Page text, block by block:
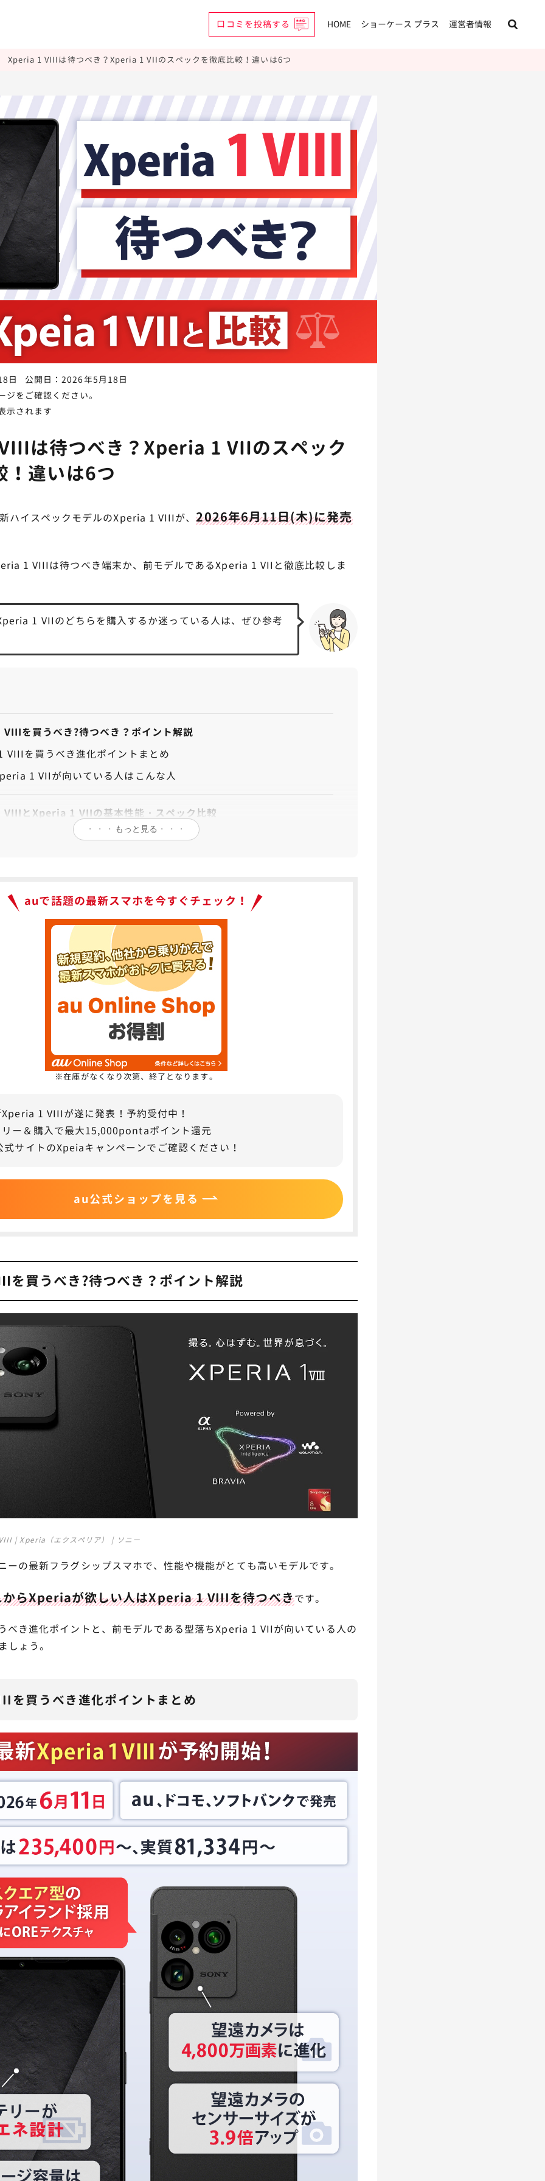
口コミを投稿する HOME ショーケース プラス 運営者情報
Xperia 1 VIIIは待つべき？Xperia 1 VIIのスペックを徹底比較！違いは6つ
日
公開日：2026年5月18日
をご確認ください。
示されます
は待つべき？Xperia 1 VIIのスペック
！違いは6つ
ハイスペックモデルのXperia 1 VIIIが、2026年6月11日(木)に発売
1 VIIIは待つべき端末か、前モデルであるXperia 1 VIIと徹底比較しま
1 VIIのどちらを購入するか迷っている人は、ぜひ参考
を買うべき?待つべき？ポイント解説
VIIIを買うべき進化ポイントまとめ
1 VIIが向いている人はこんな人
とXperia 1 VIIの基本性能・スペック比較
Xperia 1 VIIIとXperia 1 VIIの違いを比較
VIIIの価格比較！最安の購入方法は？
キャリアの価格｜最安はドコモの実質81,334円〜
入キャンペーンで最大15,000円相当還元
VIIIとXperia 1 VIIの比較でよくある質問
VIIIとXperia 1 VIIはどっちがおすすめ？
VIIIとXperia 1 VIIの生体認証は？
VIIIは予約なしで当日購入できる？
め
・・・ もっと見る ・・・
auで話題の最新スマホを今すぐチェック！
※在庫がなくなり次第、終了となります。
1 VIIIが遂に発表！予約受付中！
リー＆購入で最大15,000pontaポイント還元
サイトのXpeiaキャンペーンでご確認ください！
au公式ショップを見る
買うべき?待つべき？ポイント解説
| Xperia（エクスペリア） | ソニー
の最新フラグシップスマホで、性能や機能がとても高いモデルです。
からXperiaが欲しい人はXperia 1 VIIIを待つべきです。
べき進化ポイントと、前モデルである型落ちXperia 1 VIIが向いている人の
しょう。
買うべき進化ポイントまとめ